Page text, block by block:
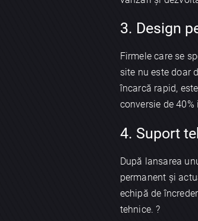
3. Design
Firmele care se
site nu este doar
încarcă rapid,
conversie de
4. Suport
După lansarea
permanent și
echipă de
tehnice. ?